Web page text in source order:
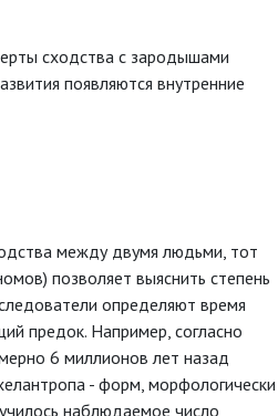
сходства с зародышами
появляются внутренние
между двумя людьми, тот
позволяет выяснить степень
определяют время
предок. Например, согласно
6 миллионов лет назад
- форм, морфологически
наблюдаемое число